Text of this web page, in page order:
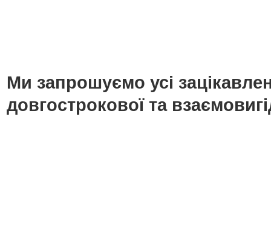
Ми запрошуємо усі
довгострокової та